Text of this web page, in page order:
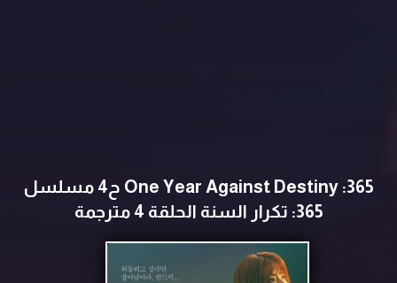
365: One Year Against Destiny ح4 مسلسل
365: تكرار السنة الحلقة 4 مترجمة